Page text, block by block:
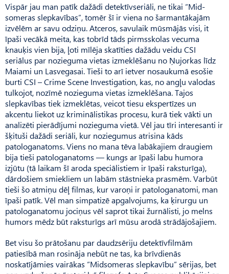
Vispār jau man patīk dažādi detektīvseriāli, ne tikai “Mid­
someras slepkavības”, tomēr šī ir viena no šarmantākajām
izvēlēm ar savu odziņu. Atceros, savulaik mūsmājās visi, it
īpaši vecākā meita, kas tobrīd tāds pirmsskolas vecuma
knauķis vien bija, ļoti mīlēja skatīties dažādu veidu CSI
seriālus par nozieguma vietas izmeklēšanu no Ņujorkas līdz
Maiami un Lasvegasai. Tieši to arī ietver nosaukumā esošie
burti CSI – Crime Scene Investigation, kas, no angļu valodas
tulkojot, nozīmē nozieguma vietas izmeklēšana. Tajos
slepkavības tiek izmeklētas, veicot tiesu ekspertīzes un
akcentu liekot uz kriminālistikas procesu, kurā tiek vākti un
analizēti pierādījumi nozieguma vietā. Vēl jau tīri interesanti ir
šķituši dažādi seriāli, kur noziegumus atrisina kāds
patologanatoms. Viens no mana tēva labākajiem draugiem
bija tieši patologanatoms — kungs ar īpaši labu humora
izjūtu (tā laikam šī aroda speciālistiem ir īpaši raksturīga),
dārdošiem smiekliem un labām stāstnieka prasmēm. Varbūt
tieši šo atmiņu dēļ filmas, kur varoņi ir patologanatomi, man
īpaši patīk. Vēl man simpatizē apgalvojums, ka ķirurgu un
patologanatomu jociņus vēl saprot tikai žurnālisti, jo melns
humors mēdz būt raksturīgs arī mūsu arodā strādājošajiem.
Bet visu šo prātošanu par daudzsēriju detektīvfilmām
patiesībā man rosināja nebūt ne tas, ka brīvdienās
noskatījāmies vairākas “Midsomeras slepkavību” sērijas, bet